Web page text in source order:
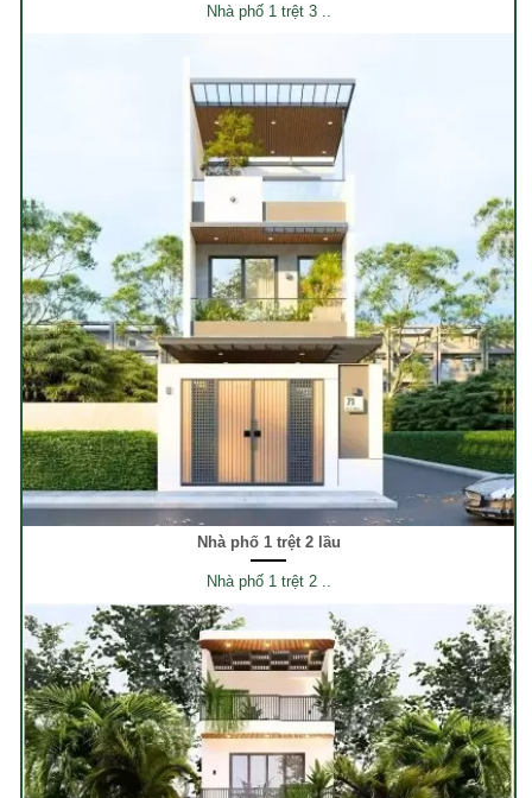
Nhà phố 1 trệt 3 ..
Nhà phố 1 trệt 2 lầu
Nhà phố 1 trệt 2 ..